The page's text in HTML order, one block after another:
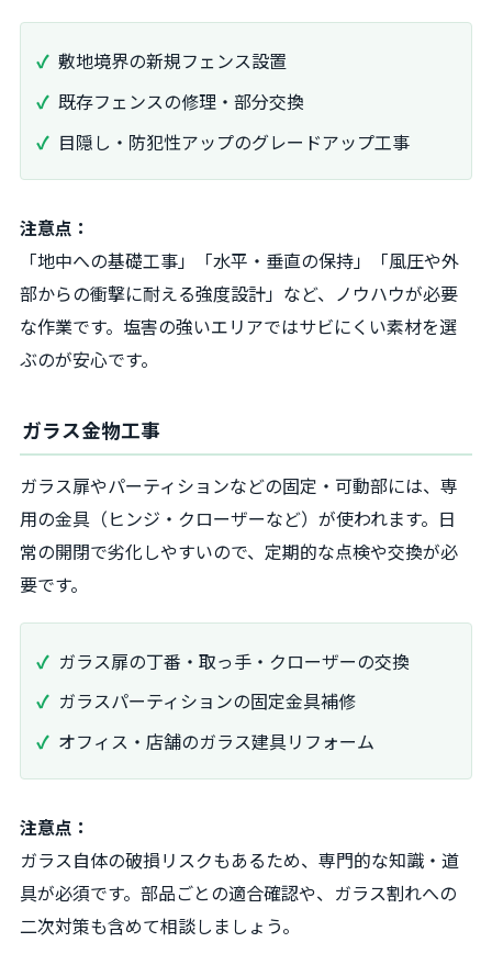
敷地境界の新規フェンス設置
既存フェンスの修理・部分交換
目隠し・防犯性アップのグレードアップ工事
注意点：
「地中への基礎工事」「水平・垂直の保持」「風圧や外
部からの衝撃に耐える強度設計」など、ノウハウが必要
な作業です。塩害の強いエリアではサビにくい素材を選
ぶのが安心です。
ガラス金物工事
ガラス扉やパーティションなどの固定・可動部には、専
用の金具（ヒンジ・クローザーなど）が使われます。日
常の開閉で劣化しやすいので、定期的な点検や交換が必
要です。
ガラス扉の丁番・取っ手・クローザーの交換
ガラスパーティションの固定金具補修
オフィス・店舗のガラス建具リフォーム
注意点：
ガラス自体の破損リスクもあるため、専門的な知識・道
具が必須です。部品ごとの適合確認や、ガラス割れへの
二次対策も含めて相談しましょう。